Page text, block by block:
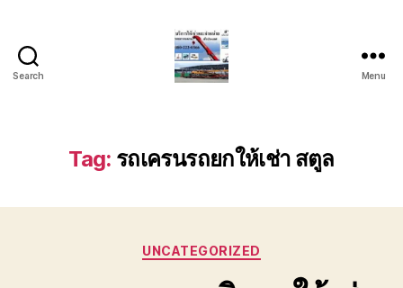
Search
รถ
เครน
เฮี๊ยบ
สไลด์
Menu
Tag: รถเครนรถยกให้เช่า สตูล
Categories
UNCATEGORIZED